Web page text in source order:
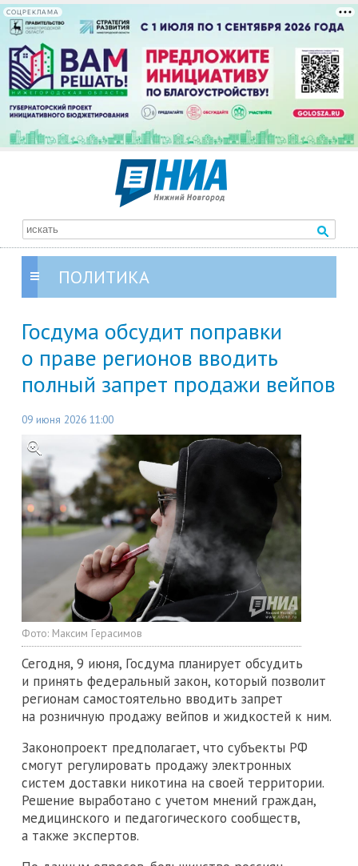
СОЦРЕКЛАМА
ПОЛИТИКА
Госдума обсудит поправки
о праве регионов вводить
полный запрет продажи вейпов
09 июня 2026 11:00
Фото: Максим Герасимов
Сегодня, 9 июня, Госдума планирует обсудить
и принять федеральный закон, который позволит
регионам самостоятельно вводить запрет
на розничную продажу вейпов и жидкостей к ним.
Законопроект предполагает, что субъекты РФ
смогут регулировать продажу электронных
систем доставки никотина на своей территории.
Решение выработано с учетом мнений граждан,
медицинского и педагогического сообществ,
а также экспертов.